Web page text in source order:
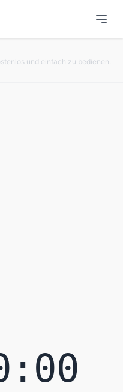
und einfach zu bedienen.